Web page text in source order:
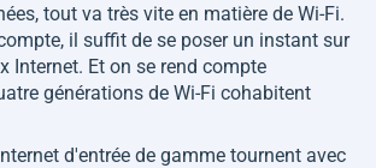
tout va très vite en matière de Wi-Fi.
il suffit de se poser un instant sur
Internet. Et on se rend compte
générations de Wi-Fi cohabitent
d'entrée de gamme tournent avec